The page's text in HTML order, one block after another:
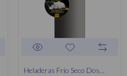
Heladeras Frío Seco Dos